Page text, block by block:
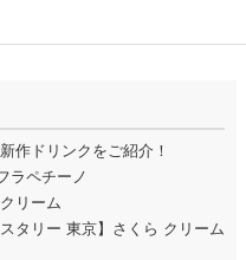
作ドリンクをご紹介！
ラペチーノ
リーム
タリー 東京】さくら クリーム